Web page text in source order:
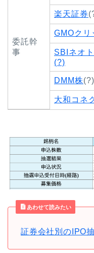
委託幹
事
楽天証券
GMOクリ
SBIネオ
(?)
DMM株(?)
大和コネ
あわせて読みたい
証券会社別のIPO